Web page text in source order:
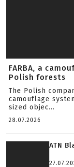
FARBA, a
Polish forests
The Polish
camouflage
sized objec...
28.07.2026
ATN